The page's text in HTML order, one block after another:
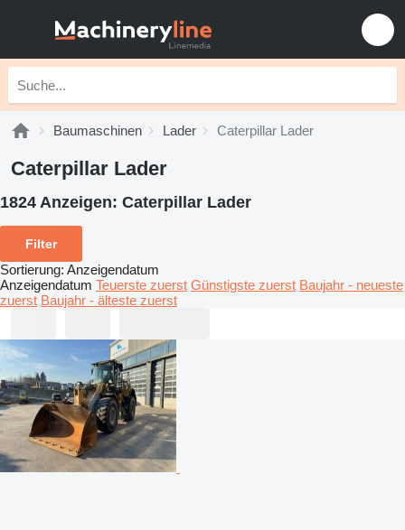
Baumaschinen Lader Caterpillar Lader
Caterpillar Lader
1824 Anzeigen: Caterpillar Lader
Filter
Sortierung: Anzeigendatum
Anzeigendatum Teuerste zuerst Günstigste zuerst Baujahr - neueste
zuerst Baujahr - älteste zuerst